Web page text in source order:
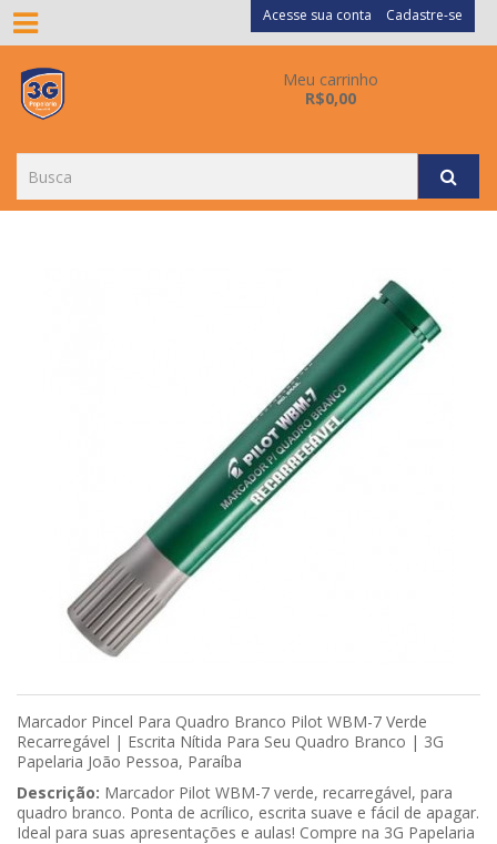
Acesse sua conta Cadastre-se
Meu carrinho
R$0,00
Marcador Pincel Para Quadro Branco Pilot WBM-7 Verde
Recarregável | Escrita Nítida Para Seu Quadro Branco | 3G
Papelaria João Pessoa, Paraíba
Descrição: Marcador Pilot WBM-7 verde, recarregável, para
quadro branco. Ponta de acrílico, escrita suave e fácil de apagar.
Ideal para suas apresentações e aulas! Compre na 3G Papelaria